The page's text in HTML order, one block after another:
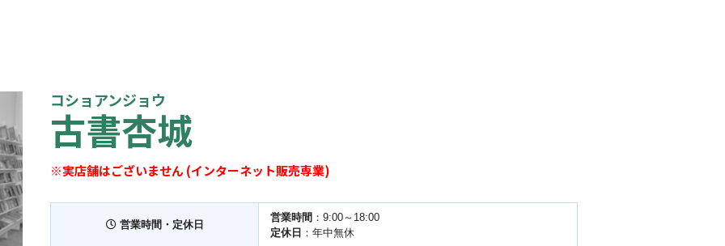
コショアンジョウ
古書杏城
※実店舗はございません (インターネット販売専業)
営業時間・定休日
営業時間 ：9:00～18:00
定休日 ：年中無休